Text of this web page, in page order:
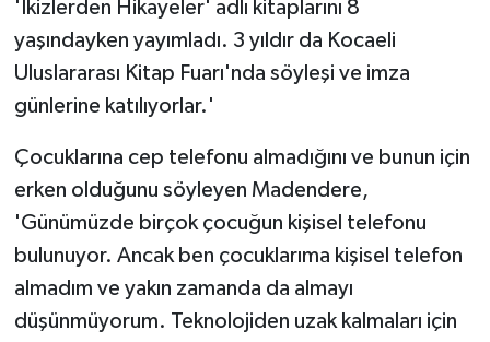
'İkizlerden Hikayeler' adlı kitaplarını 8
yaşındayken yayımladı. 3 yıldır da Kocaeli
Uluslararası Kitap Fuarı'nda söyleşi ve imza
günlerine katılıyorlar.'
Çocuklarına cep telefonu almadığını ve bunun için
erken olduğunu söyleyen Madendere,
'Günümüzde birçok çocuğun kişisel telefonu
bulunuyor. Ancak ben çocuklarıma kişisel telefon
almadım ve yakın zamanda da almayı
düşünmüyorum. Teknolojiden uzak kalmaları için